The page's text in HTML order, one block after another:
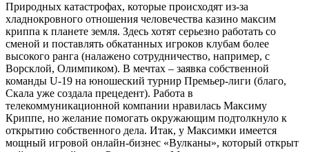
Природных катастрофах, которые происходят из-за
хладнокровного отношения человечества казино максим
криппа к планете земля. Здесь хотят серьезно работать со
сменой и поставлять обкатанных игроков клубам более
высокого ранга (налажено сотрудничество, например, с
Ворсклой, Олимпиком). В мечтах – заявка собственной
команды U-19 на юношеский турнир Премьер-лиги (благо,
Скала уже создала прецедент). Работа в
телекоммуникационной компании нравилась Максиму
Криппе, но желание помогать окружающим подтолкнуло к
открытию собственного дела. Итак, у Максимки имеется
мощный игровой онлайн-бизнес «Вулканы», который открыт